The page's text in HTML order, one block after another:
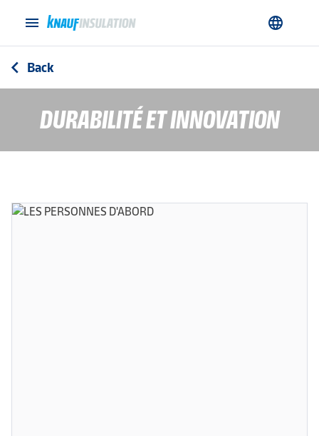
menu language
arrow_back_ios Back
DURABILITÉ ET INNOVATION